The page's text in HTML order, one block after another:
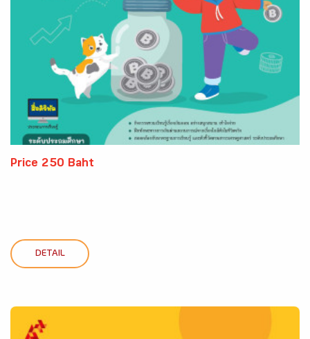
Price 250 Baht
DETAIL